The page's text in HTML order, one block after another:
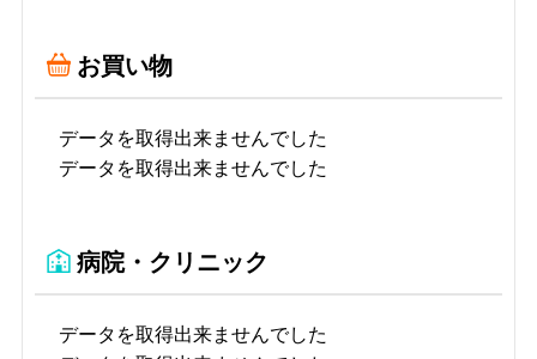
お買い物
データを取得出来ませんでした
データを取得出来ませんでした
病院・クリニック
データを取得出来ませんでした